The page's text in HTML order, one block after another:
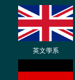
英文學系